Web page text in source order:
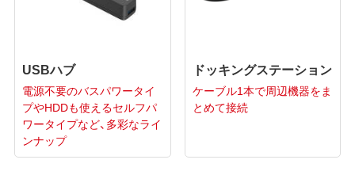
USBハブ
電源不要のバスパワータイ
プやHDDも使えるセルフパ
ワータイプなど、多彩なライ
ンナップ
ドッキングステーション
ケーブル1本で周辺機器をま
とめて接続